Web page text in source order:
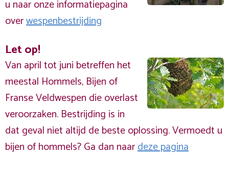
u naar onze informatiepagina
overwespenbestrijding
Let op!
Van april tot juni betreffen het
meestal Hommels, Bijen of
Franse Veldwespen die overlast
veroorzaken. Bestrijding is in
dat geval niet altijd de beste oplossing. Vermoedt u
bijen of hommels? Ga dan naardeze pagina